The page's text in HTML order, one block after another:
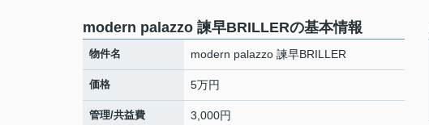
modern palazzo 諫早BRILLERの基本情報
物件名 modern palazzo 諫早BRILLER
価格 5万円
管理/共益費 3,000円